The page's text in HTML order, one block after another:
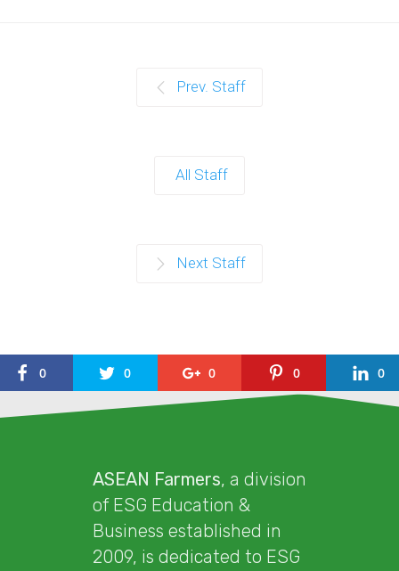
Prev. Staff
All Staff
Next Staff
0 0 0 0 0
ASEAN Farmers, a division
of ESG Education &
Business established in
2009, is dedicated to ESG